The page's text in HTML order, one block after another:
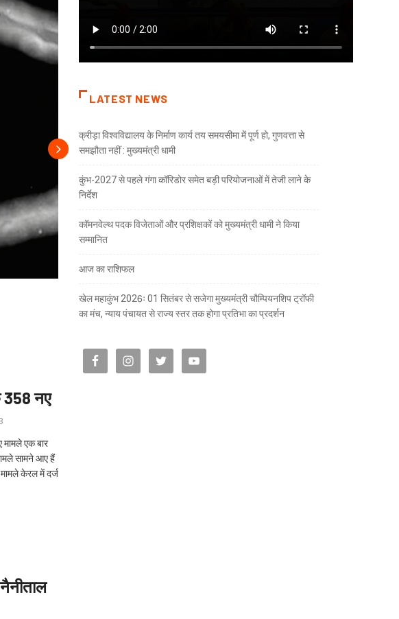
चार मुख्य चिकित्सा अधिकारियों के तबादले, मनोज
358 नए
मामले एक बार
सामने आए हैं
केरल में दर्ज
LATEST NEWS
क्रीड़ा विश्वविद्यालय के निर्माण कार्य तय समयसीमा में पूर्ण हो, गुणवत्ता से
समझौता नहीं : मुख्यमंत्री धामी
कुंभ-2027 से पहले गंगा कॉरिडोर समेत बड़ी परियोजनाओं में तेजी लाने के
निर्देश
कॉमनवेल्थ पदक विजेताओं और प्रशिक्षकों को मुख्यमंत्री धामी ने किया
सम्मानित
आज का राशिफल
खेल महाकुंभ 2026ः 01 सितंबर से सजेगा मुख्यमंत्री चौम्पियनशिप ट्रॉफी
का मंच, न्याय पंचायत से राज्य स्तर तक होगा प्रतिभा का प्रदर्शन